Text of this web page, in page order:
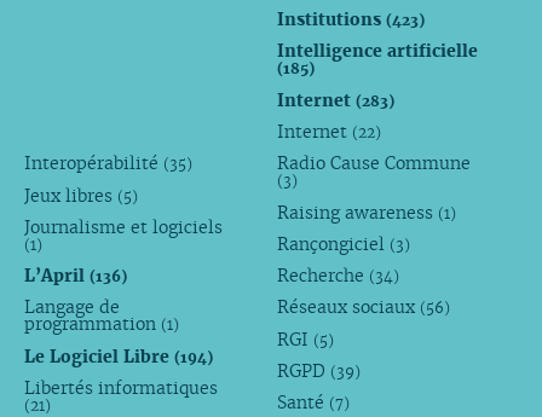
Institutions(423)
Intelligence artificielle
(185)
Internet(283)
Internet (22)
Interopérabilité (35)
Jeux libres (5)
Journalisme et logiciels
(1)
L’April (136)
Langage de
programmation (1)
Le Logiciel Libre (194)
Libertés informatiques
(21)
Radio Cause Commune
(3)
Raising awareness (1)
Rançongiciel (3)
Recherche (34)
Réseaux sociaux (56)
RGI (5)
RGPD (39)
Santé (7)